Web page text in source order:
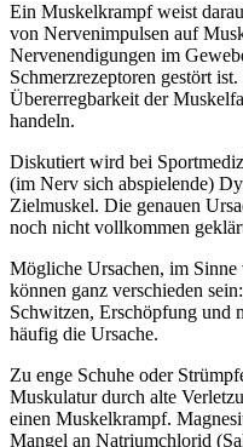
Ein Muskelkrampf weist
von Nervenimpulsen auf
Nervenendigungen im
Schmerzrezeptoren gestört
Übererregbarkeit der
handeln.
Diskutiert wird bei
(im Nerv sich abspielende)
Zielmuskel. Die genauen
noch nicht vollkommen
Mögliche Ursachen, im
können ganz verschieden
Schwitzen, Erschöpfung und
häufig die Ursache.
Zu enge Schuhe oder
Muskulatur durch alte
einen Muskelkrampf.
Mangel an Natriumchlorid